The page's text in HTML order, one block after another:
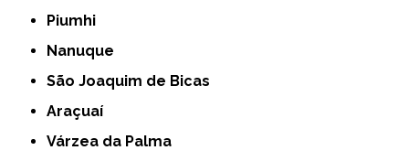
Piumhi
Nanuque
São Joaquim de Bicas
Araçuaí
Várzea da Palma